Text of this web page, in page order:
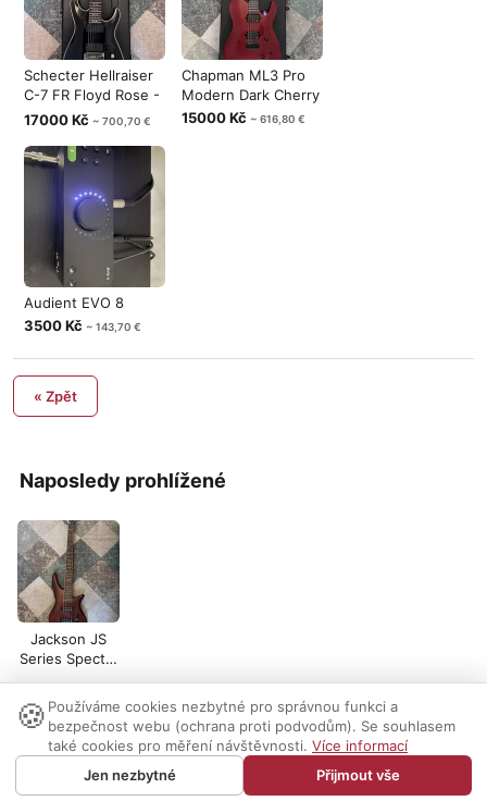
Naposledy prohlížené
Jackson JS
Series Spectra
Walnut S
Schecter Hellraiser
C-7 FR Floyd Rose -
Black
17000 Kč ~ 700,70 €
Chapman ML3 Pro
Modern Dark Cherry
15000 Kč ~ 616,80 €
Audient EVO 8
3500 Kč ~ 143,70 €
« Zpět
Nastavení cookies | Vzhled:světlý tmavý | Kontakt
© 1999-2026 AUDIO PARTNER s.r.o.
🍪 Používáme cookies nezbytné pro správnou funkci a
bezpečnost webu (ochrana proti podvodům). Se souhlasem
také cookies pro měření návštěvnosti. Více informací
Jen nezbytné
Přijmout vše